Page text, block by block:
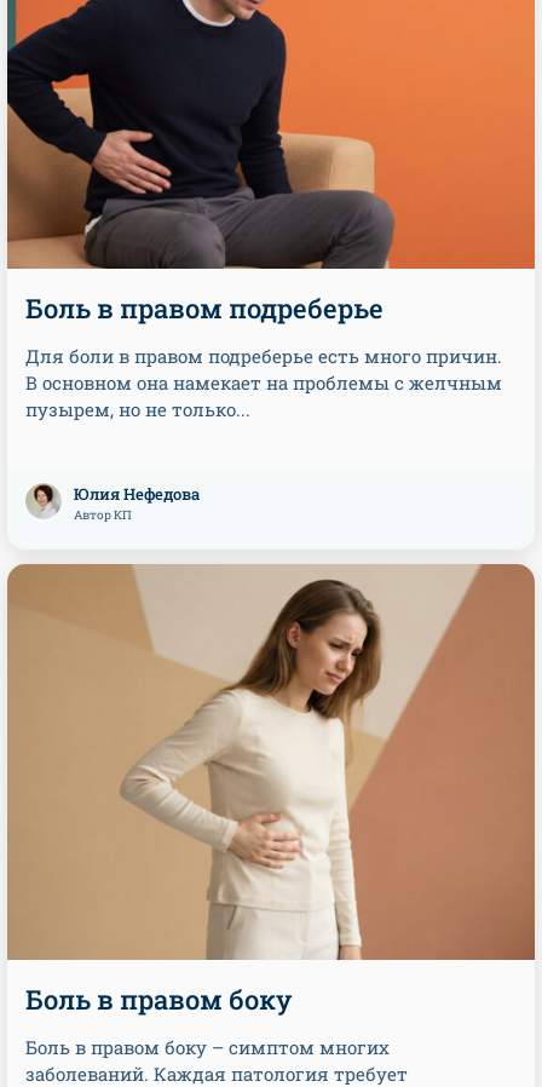
Боль в правом подреберье
Для боли в правом подреберье есть много причин.
В основном она намекает на проблемы с желчным
пузырем, но не только...
Юлия Нефедова
Автор КП
Боль в правом боку
Боль в правом боку – симптом многих
заболеваний. Каждая патология требует